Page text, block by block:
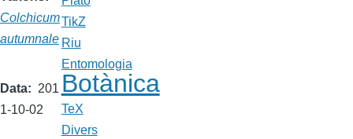
Colchicum
autumnale
Data
201
1-10-02
TikZ
Riu
Entomologia
Botànica
TeX
Divers